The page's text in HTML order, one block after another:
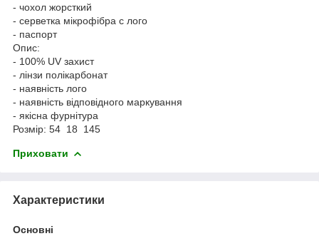
- чохол жорсткий
- серветка мікрофібра c лого
- паспорт
Опис:
- 100% UV захист
- лінзи полікарбонат
- наявність лого
- наявність відповідного маркування
- якісна фурнітура
Розмір: 54 18 145
Приховати
Характеристики
Основні